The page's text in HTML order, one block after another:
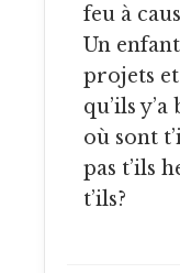
feu à
Un
projets
qu’ils
où sont
pas t’ils
t’ils?